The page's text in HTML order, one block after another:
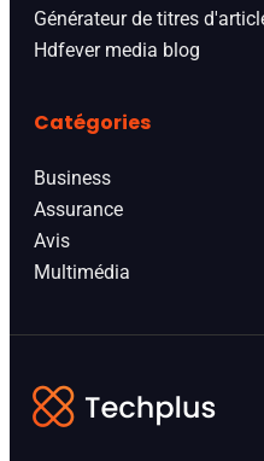
Générateur de titres
Hdfever media blog
Catégories
Business
Assurance
Avis
Multimédia